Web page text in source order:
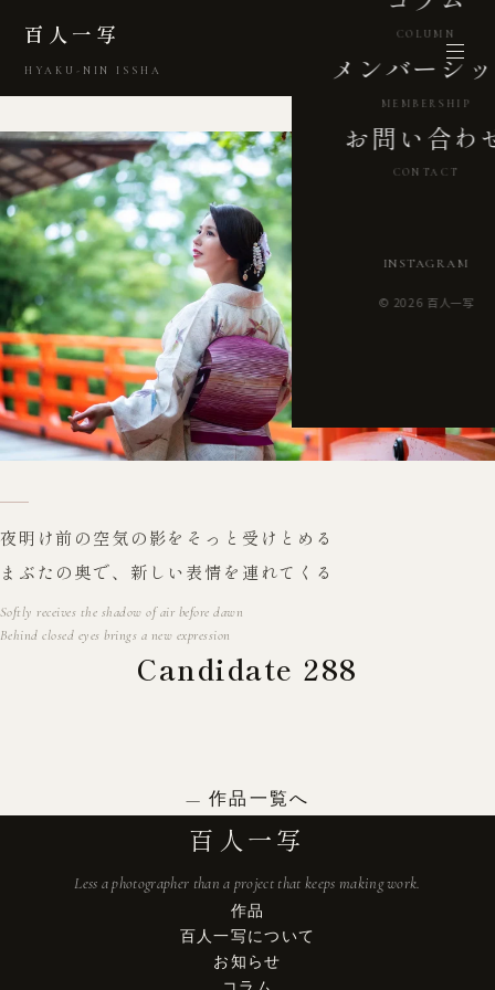
百人一写
HYAKU-NIN ISSHA
COLUMN
メンバーシ
MEMBERSHIP
お問い合わ
CONTACT
INSTAGRAM
© 2026 百人一写
夜明け前の空気の影をそっと受けとめる
まぶたの奥で、新しい表情を連れてくる
Softly receives the shadow of air before dawn
Behind closed eyes brings a new expression
Candidate 288
作品一覧へ
百人一写
Less a photographer than a project that keeps making work.
作品
百人一写について
お知らせ